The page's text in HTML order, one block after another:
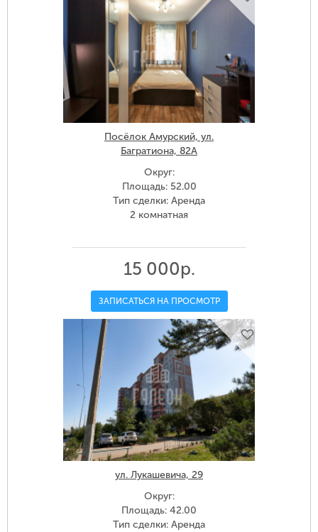
Посёлок Амурский, ул.
Багратиона, 82А
Округ:
Площадь: 52.00
Тип сделки: Аренда
2 комнатная
15 000р.
ЗАПИСАТЬСЯ НА ПРОСМОТР
ул. Лукашевича, 29
Округ:
Площадь: 42.00
Тип сделки: Аренда